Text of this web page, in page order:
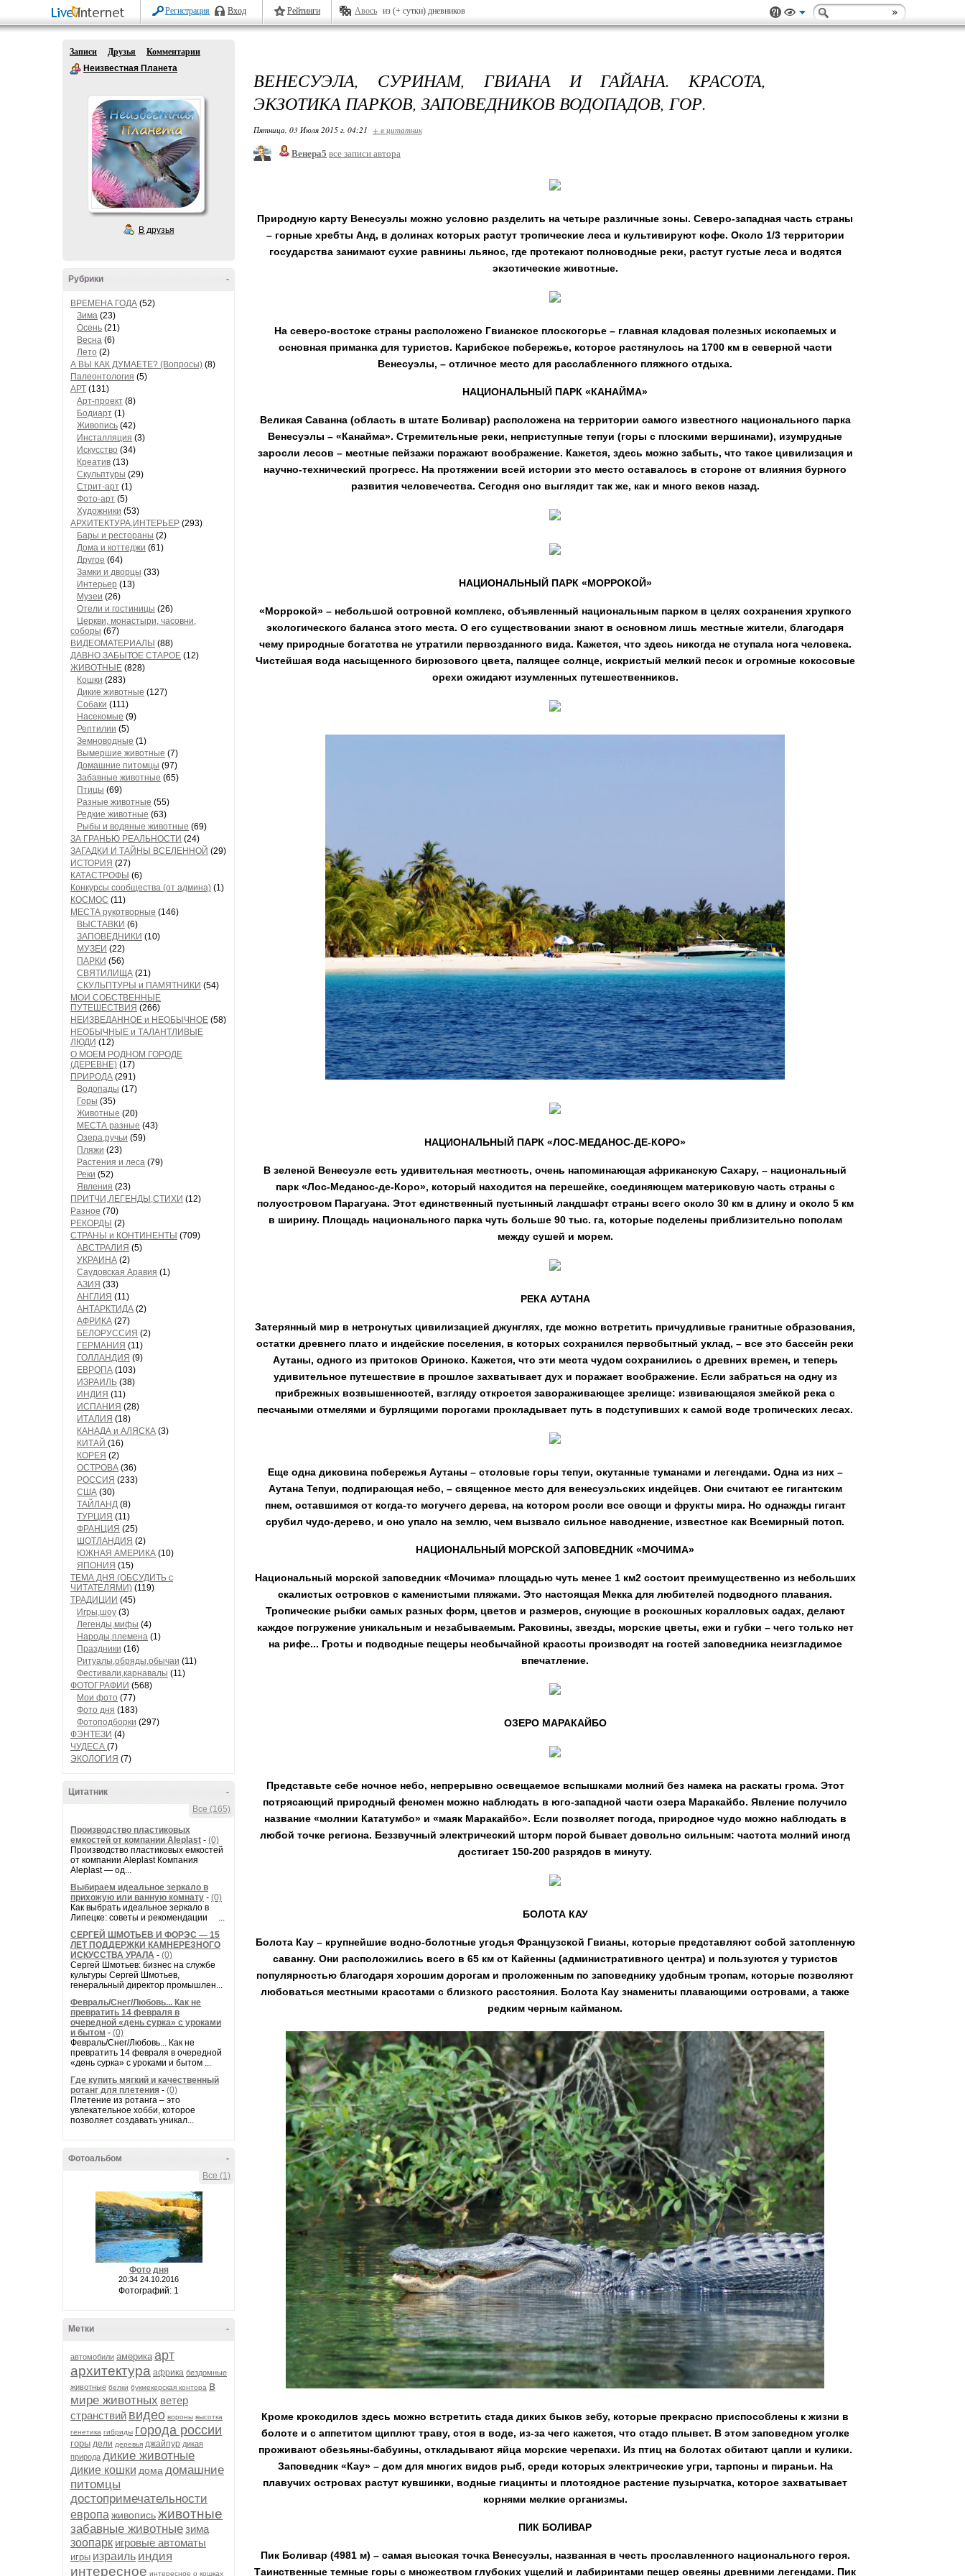
Регистрация Вход Рейтинги Авось из (+ сутки) дневников
Записи Друзья
Комментарии
Неизвестная Планета
В друзья
-
Рубрики
ВРЕМЕНА ГОДА (52)
Зима (23)
Осень (21)
Весна (6)
Лето (2)
А ВЫ КАК ДУМАЕТЕ? (Вопросы) (8)
Палеонтология (5)
АРТ (131)
Арт-проект (8)
Бодиарт (1)
Живопись (42)
Инсталляция (3)
Искусство (34)
Креатив (13)
Скульптуры (29)
Стрит-арт (1)
Фото-арт (5)
Художники (53)
АРХИТЕКТУРА,ИНТЕРЬЕР (293)
Бары и рестораны (2)
Дома и коттеджи (61)
Другое (64)
Замки и дворцы (33)
Интерьер (13)
Музеи (26)
Отели и гостиницы (26)
Церкви, монастыри, часовни,
соборы (67)
ВИДЕОМАТЕРИАЛЫ (88)
ДАВНО ЗАБЫТОЕ СТАРОЕ (12)
ЖИВОТНЫЕ (828)
Кошки (283)
Дикие животные (127)
Собаки (111)
Насекомые (9)
Рептилии (5)
Земноводные (1)
Вымершие животные (7)
Домашние питомцы (97)
Забавные животные (65)
Птицы (69)
Разные животные (55)
Редкие животные (63)
Рыбы и водяные животные (69)
ЗА ГРАНЬЮ РЕАЛЬНОСТИ (24)
ЗАГАДКИ И ТАЙНЫ ВСЕЛЕННОЙ (29)
ИСТОРИЯ (27)
КАТАСТРОФЫ (6)
Конкурсы сообщества (от админа) (1)
КОСМОС (11)
МЕСТА рукотворные (146)
ВЫСТАВКИ (6)
ЗАПОВЕДНИКИ (10)
МУЗЕИ (22)
ПАРКИ (56)
СВЯТИЛИЩА (21)
СКУЛЬПТУРЫ и ПАМЯТНИКИ (54)
МОИ СОБСТВЕННЫЕ
ПУТЕШЕСТВИЯ (266)
НЕИЗВЕДАННОЕ и НЕОБЫЧНОЕ (58)
НЕОБЫЧНЫЕ и ТАЛАНТЛИВЫЕ
ЛЮДИ (12)
О МОЕМ РОДНОМ ГОРОДЕ
(ДЕРЕВНЕ) (17)
ПРИРОДА (291)
Водопады (17)
Горы (35)
Животные (20)
МЕСТА разные (43)
Озера,ручьи (59)
Пляжи (23)
Растения и леса (79)
Реки (52)
Явления (23)
ПРИТЧИ,ЛЕГЕНДЫ,СТИХИ (12)
Разное (70)
РЕКОРДЫ (2)
СТРАНЫ и КОНТИНЕНТЫ (709)
АВСТРАЛИЯ (5)
УКРАИНА (2)
Саудовская Аравия (1)
АЗИЯ (33)
АНГЛИЯ (11)
АНТАРКТИДА (2)
АФРИКА (27)
БЕЛОРУССИЯ (2)
ГЕРМАНИЯ (11)
ГОЛЛАНДИЯ (9)
ЕВРОПА (103)
ИЗРАИЛЬ (38)
ИНДИЯ (11)
ИСПАНИЯ (28)
ИТАЛИЯ (18)
КАНАДА и АЛЯСКА (3)
КИТАЙ (16)
КОРЕЯ (2)
ОСТРОВА (36)
РОССИЯ (233)
США (30)
ТАЙЛАНД (8)
ТУРЦИЯ (11)
ФРАНЦИЯ (25)
ШОТЛАНДИЯ (2)
ЮЖНАЯ АМЕРИКА (10)
ЯПОНИЯ (15)
ТЕМА ДНЯ (ОБСУДИТЬ с
ЧИТАТЕЛЯМИ) (119)
ТРАДИЦИИ (45)
Игры,шоу (3)
Легенды,мифы (4)
Народы,племена (1)
Праздники (16)
Ритуалы,обряды,обычаи (11)
Фестивали,карнавалы (11)
ФОТОГРАФИИ (568)
Мои фото (77)
Фото дня (183)
Фотоподборки (297)
ФЭНТЕЗИ (4)
ЧУДЕСА (7)
ЭКОЛОГИЯ (7)
-
Цитатник
Все (165)
Производство пластиковых
емкостей от компании Aleplast - (0)
Производство пластиковых емкостей
от компании Aleplast Компания
Aleplast — од...
Выбираем идеальное зеркало в
прихожую или ванную комнату - (0)
Как выбрать идеальное зеркало в
Липецке: советы и рекомендации ...
СЕРГЕЙ ШМОТЬЕВ И ФОРЭС — 15
ЛЕТ ПОДДЕРЖКИ КАМНЕРЕЗНОГО
ИСКУССТВА УРАЛА - (0)
Сергей Шмотьев: бизнес на службе
культуры Сергей Шмотьев,
генеральный директор промышлен...
Февраль/Снег/Любовь... Как не
превратить 14 февраля в
очередной «день сурка» с уроками
и бытом - (0)
Февраль/Снег/Любовь... Как не
превратить 14 февраля в очередной
«день сурка» с уроками и бытом ...
Где купить мягкий и качественный
ротанг для плетения - (0)
Плетение из ротанга – это
увлекательное хобби, которое
позволяет создавать уникал...
-
Фотоальбом
Все (1)
Фото дня
20:34 24.10.2016
Фотографий: 1
-
Метки
автомобили америка арт
архитектура африка бездомные
животные белки букмекерская контора в
мире животных ветер
странствий видео вороны высотка
генетика гибриды города россии
горы дели деревья джайпур дикая
природа дикие животные
дикие кошки дома домашние
питомцы
достопримечательности
европа живописьживотные
забавные животныезима
зоопарк игровые автоматы
игры израиль индия
интересное интересное о кошках
ВЕНЕСУЭЛА, СУРИНАМ, ГВИАНА И ГАЙАНА. КРАСОТА,
ЭКЗОТИКА ПАРКОВ, ЗАПОВЕДНИКОВ ВОДОПАДОВ, ГОР.
Пятница, 03 Июля 2015 г. 04:21 + в цитатник
Венера5 все записи автора
Природную карту Венесуэлы можно условно разделить на четыре различные зоны. Северо-западная часть страны
– горные хребты Анд, в долинах которых растут тропические леса и культивируют кофе. Около 1/3 территории
государства занимают сухие равнины льянос, где протекают полноводные реки, растут густые леса и водятся
экзотические животные.
На северо-востоке страны расположено Гвианское плоскогорье – главная кладовая полезных ископаемых и
основная приманка для туристов. Карибское побережье, которое растянулось на 1700 км в северной части
Венесуэлы, – отличное место для расслабленного пляжного отдыха.
НАЦИОНАЛЬНЫЙ ПАРК «КАНАЙМА»
Великая Саванна (область в штате Боливар) расположена на территории самого известного национального парка
Венесуэлы – «Канайма». Стремительные реки, неприступные тепуи (горы с плоскими вершинами), изумрудные
заросли лесов – местные пейзажи поражают воображение. Кажется, здесь можно забыть, что такое цивилизация и
научно-технический прогресс. На протяжении всей истории это место оставалось в стороне от влияния бурного
развития человечества. Сегодня оно выглядит так же, как и много веков назад.
НАЦИОНАЛЬНЫЙ ПАРК «МОРРОКОЙ»
«Моррокой» – небольшой островной комплекс, объявленный национальным парком в целях сохранения хрупкого
экологического баланса этого места. О его существовании знают в основном лишь местные жители, благодаря
чему природные богатства не утратили первозданного вида. Кажется, что здесь никогда не ступала нога человека.
Чистейшая вода насыщенного бирюзового цвета, палящее солнце, искристый мелкий песок и огромные кокосовые
орехи ожидают изумленных путешественников.
НАЦИОНАЛЬНЫЙ ПАРК «ЛОС-МЕДАНОС-ДЕ-КОРО»
В зеленой Венесуэле есть удивительная местность, очень напоминающая африканскую Сахару, – национальный
парк «Лос-Меданос-де-Коро», который находится на перешейке, соединяющем материковую часть страны с
полуостровом Парагуана. Этот единственный пустынный ландшафт страны всего около 30 км в длину и около 5 км
в ширину. Площадь национального парка чуть больше 90 тыс. га, которые поделены приблизительно пополам
между сушей и морем.
РЕКА АУТАНА
Затерянный мир в нетронутых цивилизацией джунглях, где можно встретить причудливые гранитные образования,
остатки древнего плато и индейские поселения, в которых сохранился первобытный уклад, – все это бассейн реки
Аутаны, одного из притоков Ориноко. Кажется, что эти места чудом сохранились с древних времен, и теперь
удивительное путешествие в прошлое захватывает дух и поражает воображение. Если забраться на одну из
прибрежных возвышенностей, взгляду откроется завораживающее зрелище: извивающаяся змейкой река с
песчаными отмелями и бурлящими порогами прокладывает путь в подступивших к самой воде тропических лесах.
Еще одна диковина побережья Аутаны – столовые горы тепуи, окутанные туманами и легендами. Одна из них –
Аутана Тепуи, подпирающая небо, – священное место для венесуэльских индейцев. Они считают ее гигантским
пнем, оставшимся от когда-то могучего дерева, на котором росли все овощи и фрукты мира. Но однажды гигант
срубил чудо-дерево, и оно упало на землю, чем вызвало сильное наводнение, известное как Всемирный потоп.
НАЦИОНАЛЬНЫЙ МОРСКОЙ ЗАПОВЕДНИК «МОЧИМА»
Национальный морской заповедник «Мочима» площадью чуть менее 1 км2 состоит преимущественно из небольших
скалистых островков с каменистыми пляжами. Это настоящая Мекка для любителей подводного плавания.
Тропические рыбки самых разных форм, цветов и размеров, снующие в роскошных коралловых садах, делают
каждое погружение уникальным и незабываемым. Раковины, звезды, морские цветы, ежи и губки – чего только нет
на рифе... Гроты и подводные пещеры необычайной красоты производят на гостей заповедника неизгладимое
впечатление.
ОЗЕРО МАРАКАЙБО
Представьте себе ночное небо, непрерывно освещаемое вспышками молний без намека на раскаты грома. Этот
потрясающий природный феномен можно наблюдать в юго-западной части озера Маракайбо. Явление получило
название «молнии Кататумбо» и «маяк Маракайбо». Если позволяет погода, природное чудо можно наблюдать в
любой точке региона. Беззвучный электрический шторм порой бывает довольно сильным: частота молний иногд
достигает 150-200 разрядов в минуту.
БОЛОТА КАУ
Болота Кау – крупнейшие водно-болотные угодья Французской Гвианы, которые представляют собой затопленную
саванну. Они расположились всего в 65 км от Кайенны (административного центра) и пользуются у туристов
популярностью благодаря хорошим дорогам и проложенным по заповеднику удобным тропам, которые позволяют
любоваться местными красотами с близкого расстояния. Болота Кау знамениты плавающими островами, а также
редким черным кайманом.
Кроме крокодилов здесь можно встретить стада диких быков зебу, которые прекрасно приспособлены к жизни в
болоте и с аппетитом щиплют траву, стоя в воде, из-за чего кажется, что стадо плывет. В этом заповедном уголке
проживают обезьяны-бабуины, откладывают яйца морские черепахи. Из птиц на болотах обитают цапли и кулики.
Заповедник «Кау» – дом для многих видов рыб, среди которых электрические угри, тарпоны и пираньи. На
плавучих островах растут кувшинки, водные гиацинты и плотоядное растение пузырчатка, которое захватывает
корнями мелкие организмы.
ПИК БОЛИВАР
Пик Боливар (4981 м) – самая высокая точка Венесуэлы, названная в честь прославленного национального героя.
Таинственные темные горы с множеством глубоких ущелий и лабиринтами пещер овеяны древними легендами. Пик